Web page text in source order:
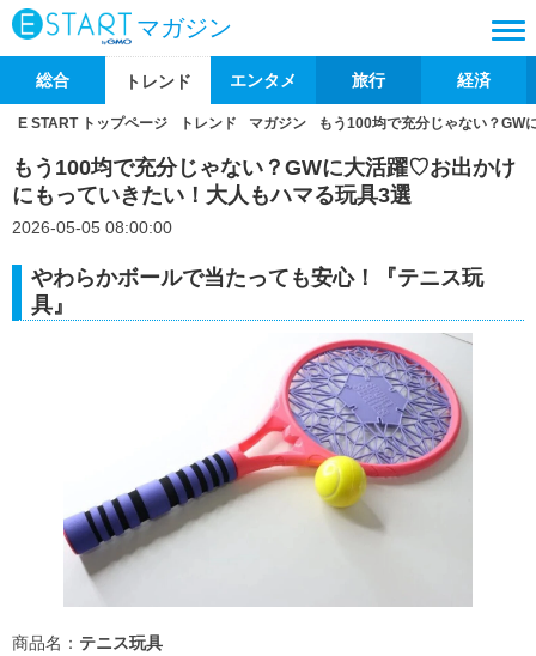
マガジン
総合 トレンド エンタメ 旅行 経済
E START トップページ トレンド マガジン もう100均で充分じゃない？
もう100均で充分じゃない？GWに大活躍♡お出かけ
にもっていきたい！大人もハマる玩具3選
2026-05-05 08:00:00
やわらかボールで当たっても安心！『テニス玩
具』
商品名： テニス玩具